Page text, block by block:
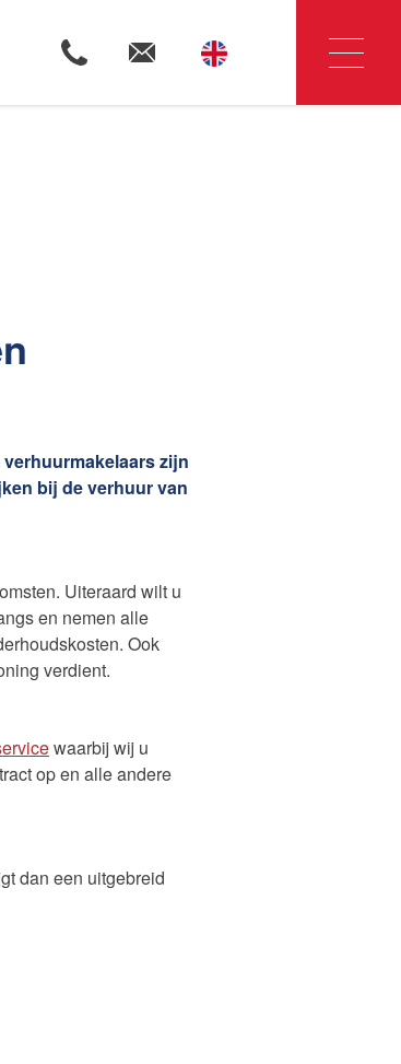
zijn
bij de verhuur van
Uiteraard wilt u
en nemen alle
Ook
verdient.
waarbij wij u
op en alle andere
dan een uitgebreid